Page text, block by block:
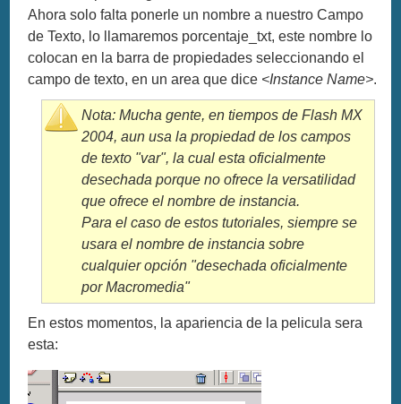
Ahora solo falta ponerle un nombre a nuestro Campo
de Texto, lo llamaremos porcentaje_txt, este nombre lo
colocan en la barra de propiedades seleccionando el
campo de texto, en un area que dice <Instance Name>.
Nota: Mucha gente, en tiempos de Flash MX
2004, aun usa la propiedad de los campos
de texto "var", la cual esta oficialmente
desechada porque no ofrece la versatilidad
que ofrece el nombre de instancia.
Para el caso de estos tutoriales, siempre se
usara el nombre de instancia sobre
cualquier opción "desechada oficialmente
por Macromedia"
En estos momentos, la apariencia de la pelicula sera
esta: